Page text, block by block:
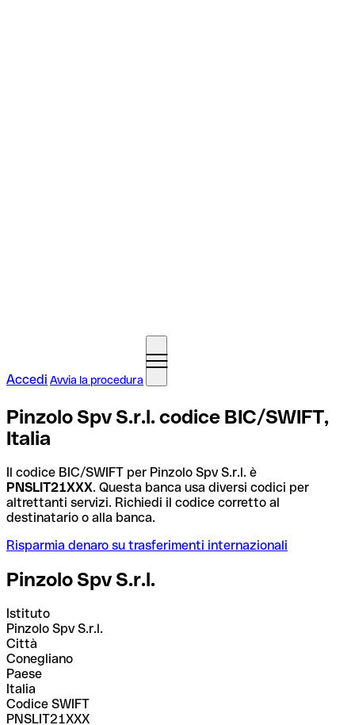
Accedi Avvia la procedura
Pinzolo Spv S.r.l. codice BIC/SWIFT,
Italia
Il codice BIC/SWIFT per Pinzolo Spv S.r.l. è
PNSLIT21XXX. Questa banca usa diversi codici per
altrettanti servizi. Richiedi il codice corretto al
destinatario o alla banca.
Risparmia denaro su trasferimenti internazionali
Pinzolo Spv S.r.l.
Istituto
Pinzolo Spv S.r.l.
Città
Conegliano
Paese
Italia
Codice SWIFT
PNSLIT21XXX